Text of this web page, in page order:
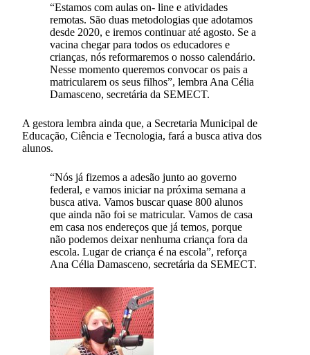
“Estamos com aulas on- line e atividades
remotas. São duas metodologias que adotamos
desde 2020, e iremos continuar até agosto. Se a
vacina chegar para todos os educadores e
crianças, nós reformaremos o nosso calendário.
Nesse momento queremos convocar os pais a
matricularem os seus filhos”, lembra Ana Célia
Damasceno, secretária da SEMECT.
A gestora lembra ainda que, a Secretaria Municipal de
Educação, Ciência e Tecnologia, fará a busca ativa dos
alunos.
“Nós já fizemos a adesão junto ao governo
federal, e vamos iniciar na próxima semana a
busca ativa. Vamos buscar quase 800 alunos
que ainda não foi se matricular. Vamos de casa
em casa nos endereços que já temos, porque
não podemos deixar nenhuma criança fora da
escola. Lugar de criança é na escola”, reforça
Ana Célia Damasceno, secretária da SEMECT.